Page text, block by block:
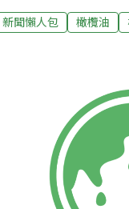
來混油不標示的積習
大眾無所適從，在此
提供參考方針，但是
：店家、中下游廠
害但非常低價的「
整理：耿璐；製表
廠商為「大統長基
分別握有四成及
新聞懶人包 橄欖油